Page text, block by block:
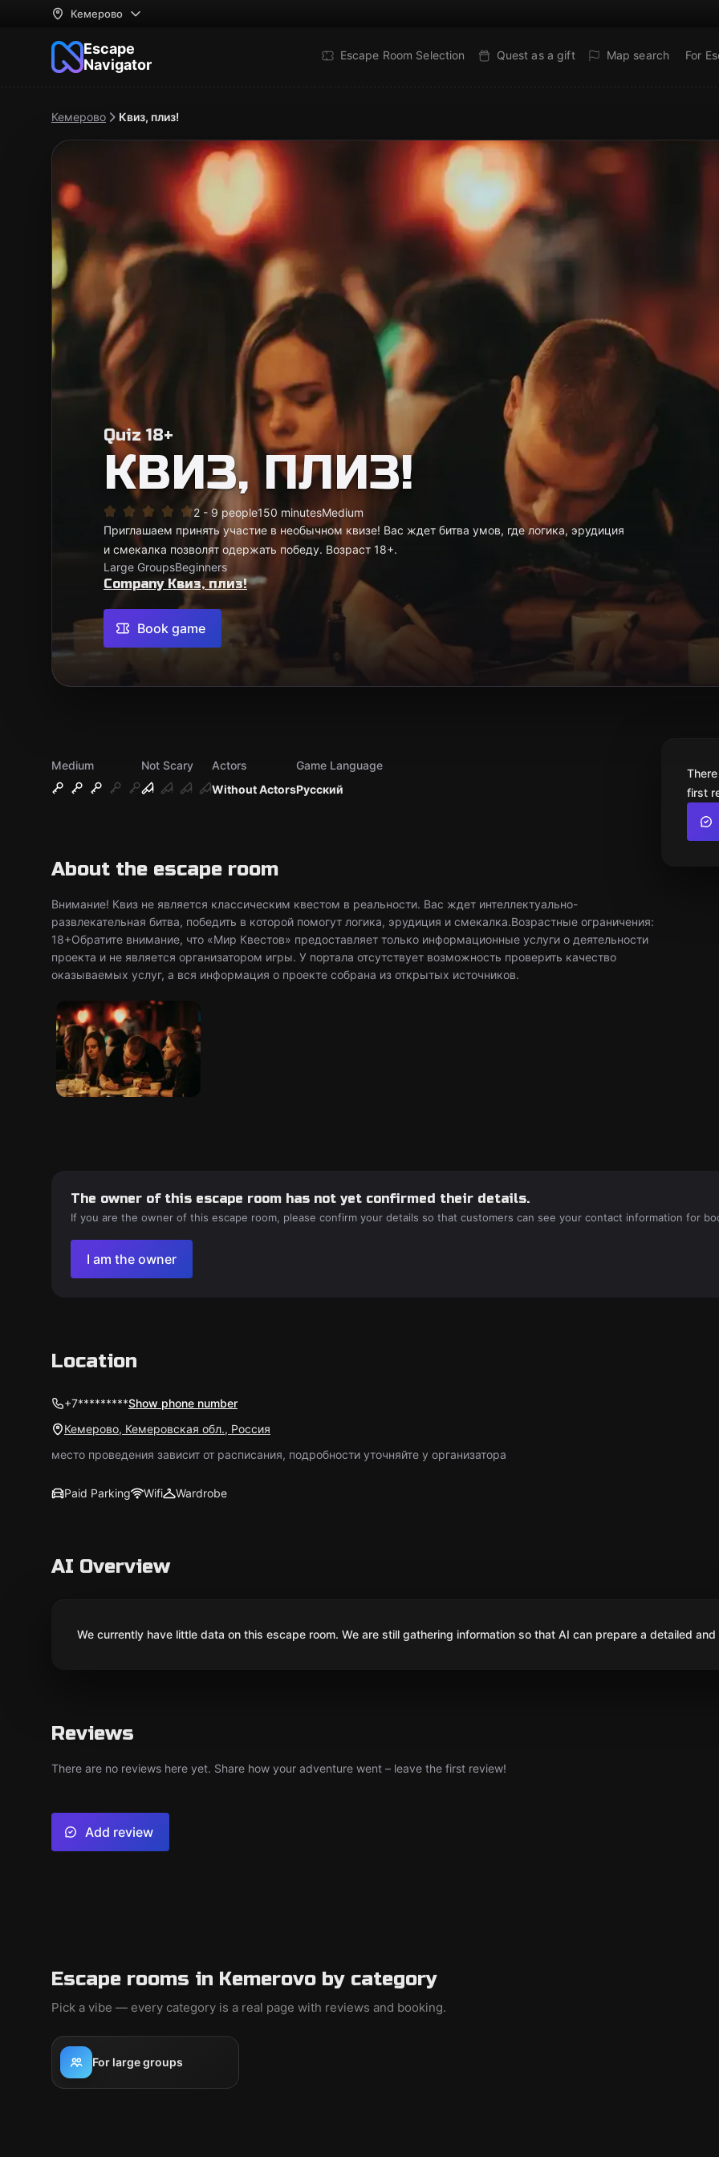
Кемерово
Escape
Navigator
Escape Room Selection Quest as a gift Map search For
Кемерово Квиз, плиз!
Quiz 18+
КВИЗ, ПЛИЗ!
2 - 9 people150 minutesMedium
Приглашаем принять участие в необычном квизе! Вас ждет битва умов, где логика, эрудиция
и смекалка позволят одержать победу. Возраст 18+.
Large GroupsBeginners
Company Квиз, плиз!
Book game
Medium
Not Scary
Without Actors
Actors
Русский
Game Language
About the escape room
Внимание! Квиз не является классическим квестом в реальности. Вас ждет интеллектуально-
развлекательная битва, победить в которой помогут логика, эрудиция и смекалка.Возрастные ограничения:
18+Обратите внимание, что «Мир Квестов» предоставляет только информационные услуги о деятельности
проекта и не является организатором игры. У портала отсутствует возможность проверить качество
оказываемых услуг, а вся информация о проекте собрана из открытых источников.
first
The owner of this escape room has not yet confirmed their details.
If you are the owner of this escape room, please confirm your details so that customers can see your contact information for
I am the owner
Location
+7*********Show phone number
Кемерово, Кемеровская обл., Россия
место проведения зависит от расписания, подробности уточняйте у организатора
Paid Parking Wifi Wardrobe
AI Overview
We currently have little data on this escape room. We are still gathering information so that AI can prepare a detailed
Reviews
There are no reviews here yet. Share how your adventure went – leave the first review!
Add review
Escape rooms in Kemerovo by category
Pick a vibe — every category is a real page with reviews and booking.
For large groups